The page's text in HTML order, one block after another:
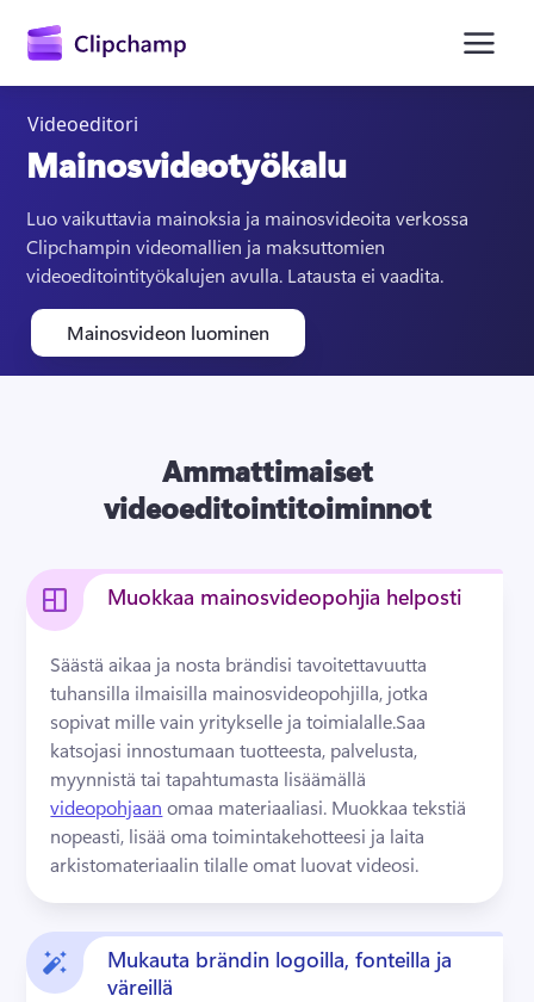
Kirjaudu sisään
Kokeile maksutta
Videoeditori
Mainosvideotyökalu
Luo vaikuttavia mainoksia ja mainosvideoita verkossa
Clipchampin videomallien ja maksuttomien
videoeditointityökalujen avulla. Latausta ei vaadita.
Mainosvideon luominen
Ammattimaiset
videoeditointitoiminnot
Muokkaa mainosvideopohjia helposti
Säästä aikaa ja nosta brändisi tavoitettavuutta
tuhansilla ilmaisilla mainosvideopohjilla, jotka
sopivat mille vain yritykselle ja toimialalle.Saa
katsojasi innostumaan tuotteesta, palvelusta,
myynnistä tai tapahtumasta lisäämällä
videopohjaan omaa materiaaliasi. Muokkaa tekstiä
nopeasti, lisää oma toimintakehotteesi ja laita
arkistomateriaalin tilalle omat luovat videosi.
Mukauta brändin logoilla, fonteilla ja
väreillä